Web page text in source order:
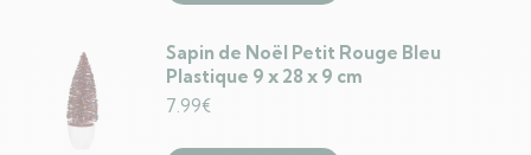
Sapin de Noël Petit Rouge Bleu
Plastique 9 x 28 x 9 cm
7.99€